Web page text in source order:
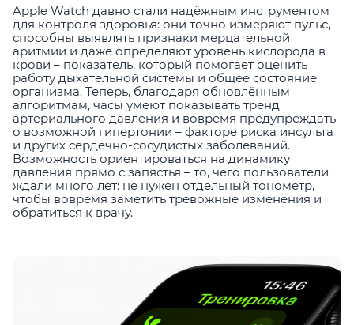
Apple Watch давно стали надёжным инструментом
для контроля здоровья: они точно измеряют пульс,
способны выявлять признаки мерцательной
аритмии и даже определяют уровень кислорода в
крови – показатель, который помогает оценить
работу дыхательной системы и общее состояние
организма. Теперь, благодаря обновлённым
алгоритмам, часы умеют показывать тренд
артериального давления и вовремя предупреждать
о возможной гипертонии – факторе риска инсульта
и других сердечно-сосудистых заболеваний.
Возможность ориентироваться на динамику
давления прямо с запястья – то, чего пользователи
ждали много лет: не нужен отдельный тонометр,
чтобы вовремя заметить тревожные изменения и
обратиться к врачу.